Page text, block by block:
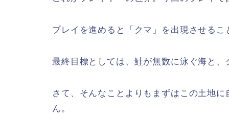
プレイを進めると「クマ」を出現させる
最終目標としては、鮭が無数に泳ぐ海と
さて、そんなことよりもまずはこの土地
ん。